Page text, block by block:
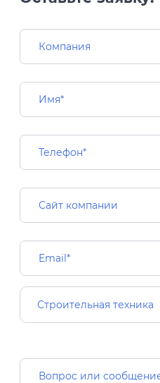
Строительная техника